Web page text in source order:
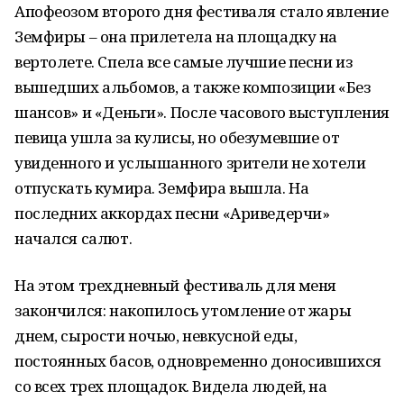
Апофеозом второго дня фестиваля стало явление
Земфиры – она прилетела на площадку на
вертолете. Спела все самые лучшие песни из
вышедших альбомов, а также композиции «Без
шансов» и «Деньги». После часового выступления
певица ушла за кулисы, но обезумевшие от
увиденного и услышанного зрители не хотели
отпускать кумира. Земфира вышла. На
последних аккордах песни «Ариведерчи»
начался салют.
На этом трехдневный фестиваль для меня
закончился: накопилось утомление от жары
днем, сырости ночью, невкусной еды,
постоянных басов, одновременно доносившихся
со всех трех площадок. Видела людей, на